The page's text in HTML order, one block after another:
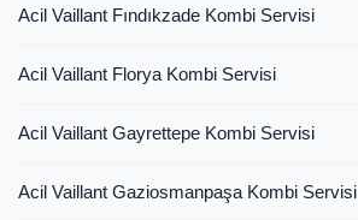
Acil Vaillant Fındıkzade Kombi Servisi
Acil Vaillant Florya Kombi Servisi
Acil Vaillant Gayrettepe Kombi Servisi
Acil Vaillant Gaziosmanpaşa Kombi Servisi